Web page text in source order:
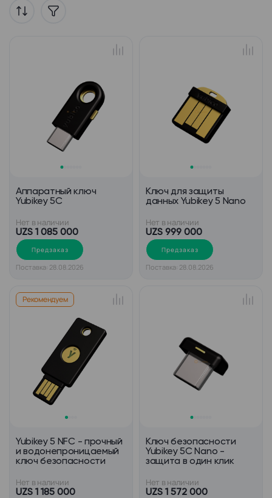
Аппаратный ключ
Yubikey 5C
Нет в наличии
UZS 1 085 000
Предзаказ
Поставка: 28.08.2026
Ключ для защиты
данных Yubikey 5 Nano
Нет в наличии
UZS 999 000
Предзаказ
Поставка: 28.08.2026
Рекомендуем
Yubikey 5 NFC - прочный
и водонепроницаемый
ключ безопасности
Нет в наличии
UZS 1 185 000
Ключ безопасности
Yubikey 5C Nano -
защита в один клик
Нет в наличии
UZS 1 572 000